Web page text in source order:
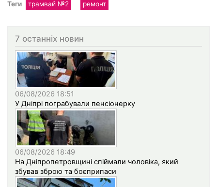
Теги трамвай №2 ремонт
7 останніх новин
06/08/2026 18:51
У Дніпрі пограбували пенсіонерку
06/08/2026 18:49
На Дніпропетровщині спіймали чоловіка, який
збував зброю та боєприпаси